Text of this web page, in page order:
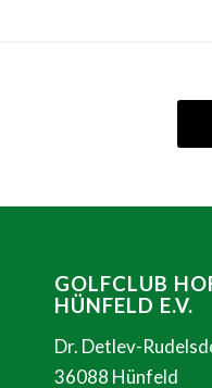
GOLFCLUB
HÜNFELD E.V.
Dr. Detlev-
36088 Hünfeld